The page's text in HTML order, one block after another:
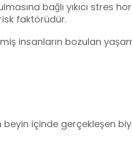
bağlı yıkıcı stres
faktörüdür.
insanların bozulan
beyin içinde gerçekleşen